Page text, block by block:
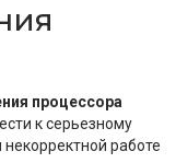
процессора
к серьезному
работе